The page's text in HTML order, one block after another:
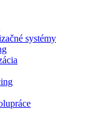
systémy